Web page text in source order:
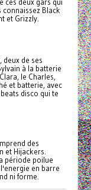
connaissez Black
et Grizzly.
deux de ses
à la batterie
le Charles,
et batterie, avec
disco qui te
des
et Hijackers.
période poilue
en barre
ni forme.